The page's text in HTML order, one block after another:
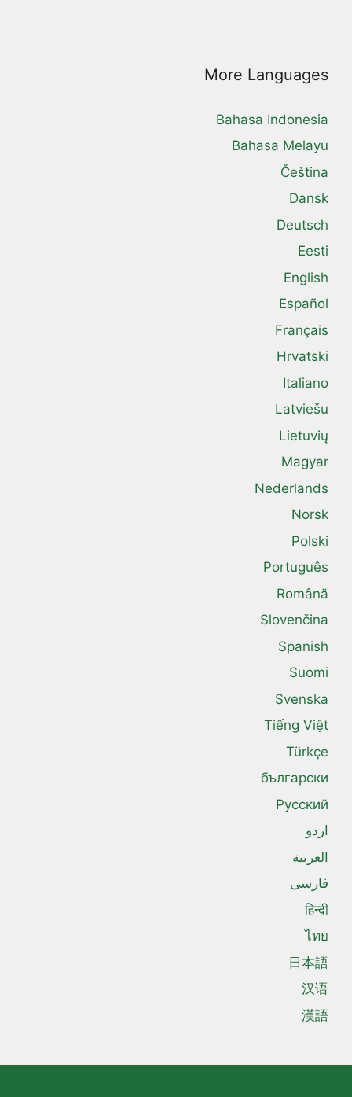
More Languages
Bahasa Indonesia
Bahasa Melayu
Čeština
Dansk
Deutsch
Eesti
English
Español
Français
Hrvatski
Italiano
Latviešu
Lietuvių
Magyar
Nederlands
Norsk
Polski
Português
Română
Slovenčina
Spanish
Suomi
Svenska
Tiếng Việt
Türkçe
български
Русский
اردو
العربية
فارسی
हिन्दी
ไทย
日本語
汉语
漢語